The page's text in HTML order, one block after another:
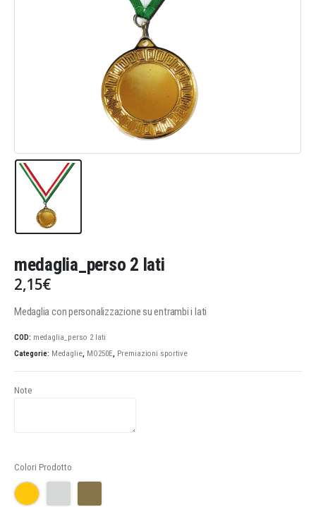
medaglia_perso 2 lati
2,15€
Medaglia con personalizzazione su entrambi i lati
COD: medaglia_perso 2 lati
Categorie: Medaglie, MO250E, Premiazioni sportive
Note
Colori Prodotto